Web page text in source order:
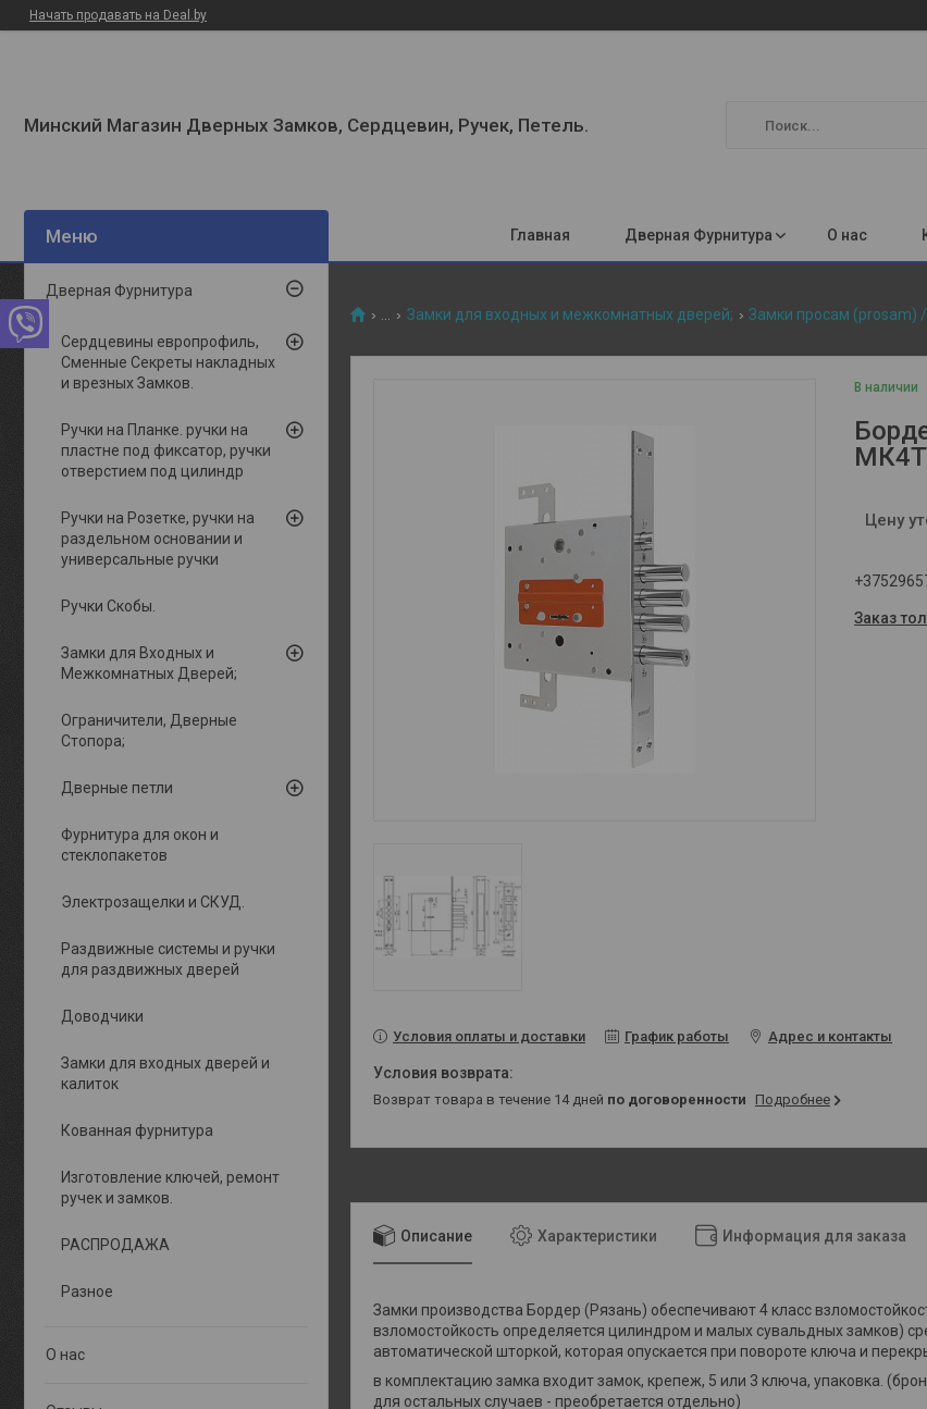
Начать продавать на Deal.by
Минский Магазин Дверных Замков, Сердцевин, Ручек, Петель.
Главная Дверная Фурнитура О нас
Замки для входных и межкомнатных дверей; Замки просам (prosam)
В наличии
МК4Т
Цену
Заказ
Условия оплаты и доставки График работы Адрес и контакты
возврат товара в течение 14 дней по договоренности Подробнее
Описание Характеристики Информация для заказа
Замки производства Бордер (Рязань) обеспечивают 4 класс
взломостойкость определяется цилиндром и малых сувальдных замков)
автоматической шторкой, которая опускается при повороте ключа и
в комплектацию замка входит замок, крепеж, 5 или 3 ключа, упаковка.
для остальных случаев - преобретается отдельно)
Дверная Фурнитура
Сердцевины европрофиль,
Сменные Секреты накладных
и врезных Замков.
Ручки на Планке. ручки на
пластне под фиксатор, ручки
отверстием под цилиндр
Ручки на Розетке, ручки на
раздельном основании и
универсальные ручки
Ручки Скобы.
Замки для Входных и
Межкомнатных Дверей;
Ограничители, Дверные
Стопора;
Дверные петли
Фурнитура для окон и
стеклопакетов
Электрозащелки и СКУД.
Раздвижные системы и ручки
для раздвижных дверей
Доводчики
Замки для входных дверей и
калиток
Кованная фурнитура
Изготовление ключей, ремонт
ручек и замков.
РАСПРОДАЖА
Разное
О нас